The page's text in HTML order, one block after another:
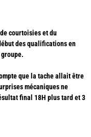
courtoisies et du
des qualifications en
que la tache allait être
mécaniques ne
final 18H plus tard et 3